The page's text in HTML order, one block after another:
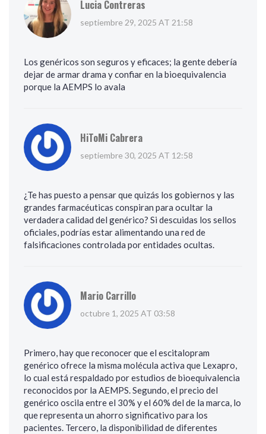
Lucia Contreras
septiembre 29, 2025 AT 21:58
Los genéricos son seguros y eficaces; la gente debería
dejar de armar drama y confiar en la bioequivalencia
porque la AEMPS lo avala
HiToMi Cabrera
septiembre 30, 2025 AT 12:58
¿Te has puesto a pensar que quizás los gobiernos y las
grandes farmacéuticas conspiran para ocultar la
verdadera calidad del genérico? Si descuidas los sellos
oficiales, podrías estar alimentando una red de
falsificaciones controlada por entidades ocultas.
Mario Carrillo
octubre 1, 2025 AT 03:58
Primero, hay que reconocer que el escitalopram
genérico ofrece la misma molécula activa que Lexapro,
lo cual está respaldado por estudios de bioequivalencia
reconocidos por la AEMPS. Segundo, el precio del
genérico oscila entre el 30% y el 60% del de la marca, lo
que representa un ahorro significativo para los
pacientes. Tercero, la disponibilidad de diferentes